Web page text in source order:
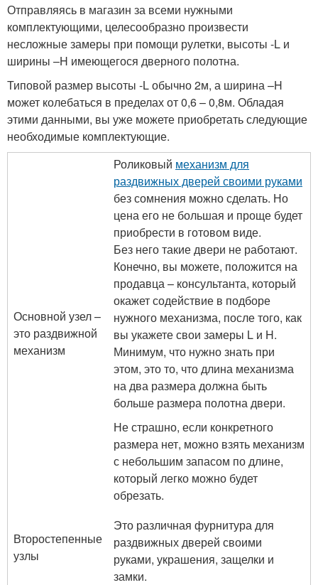
Отправляясь в магазин за всеми нужными
комплектующими, целесообразно произвести
несложные замеры при помощи рулетки, высоты -L и
ширины –H имеющегося дверного полотна.
Типовой размер высоты -L обычно 2м, а ширина –H
может колебаться в пределах от 0,6 – 0,8м. Обладая
этими данными, вы уже можете приобретать следующие
необходимые комплектующие.
Основной узел –
это раздвижной
механизм
Роликовый механизм для
раздвижных дверей своими руками
без сомнения можно сделать. Но
цена его не большая и проще будет
приобрести в готовом виде.
Без него такие двери не работают.
Конечно, вы можете, положится на
продавца – консультанта, который
окажет содействие в подборе
нужного механизма, после того, как
вы укажете свои замеры L и H.
Минимум, что нужно знать при
этом, это то, что длина механизма
на два размера должна быть
больше размера полотна двери.
Не страшно, если конкретного
размера нет, можно взять механизм
с небольшим запасом по длине,
который легко можно будет
обрезать.
Второстепенные
узлы
Это различная фурнитура для
раздвижных дверей своими
руками, украшения, защелки и
замки.